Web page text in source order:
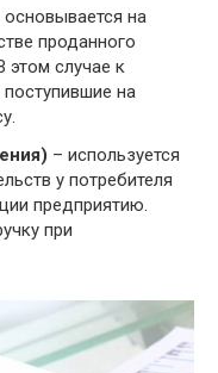
основывается на
проданного
этом случае к
на
– используется
у потребителя
предприятию.
при